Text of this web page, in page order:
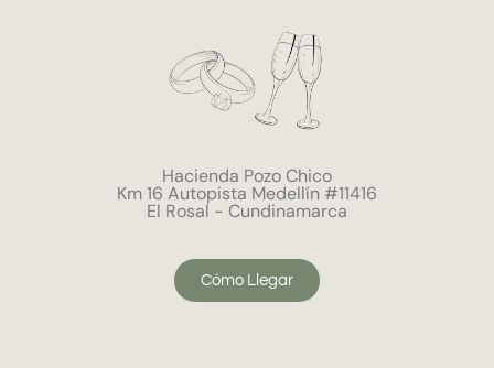
Hacienda Pozo Chico
Km 16 Autopista Medellín #11416
El Rosal - Cundinamarca
Cómo Llegar